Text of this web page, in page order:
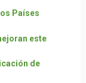
Países
este
de